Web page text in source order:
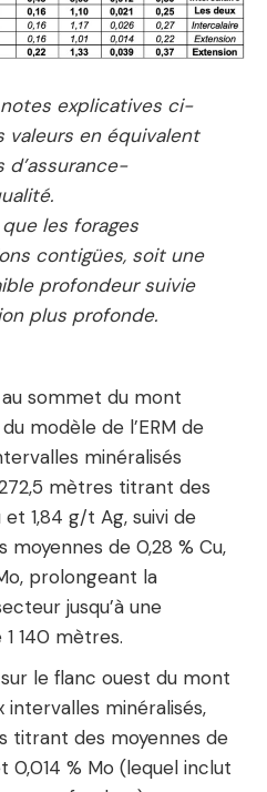
explicatives ci-
en équivalent
les forages
contigües, soit une
profondeur suivie
plus profonde.
au sommet du mont
modèle de l’ERM de
minéralisés
mètres titrant des
1,84 g/t Ag, suivi de
de 0,28 % Cu,
prolongeant la
jusqu’à une
140 mètres.
sur le flanc ouest du mont
minéralisés,
titrant des moyennes de
0,014 % Mo (lequel inclut